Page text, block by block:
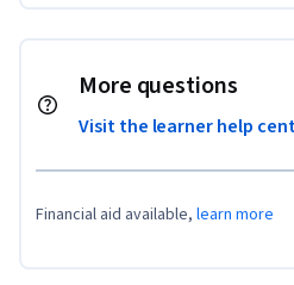
More questions
Visit the learner help
Financial aid available, learn more